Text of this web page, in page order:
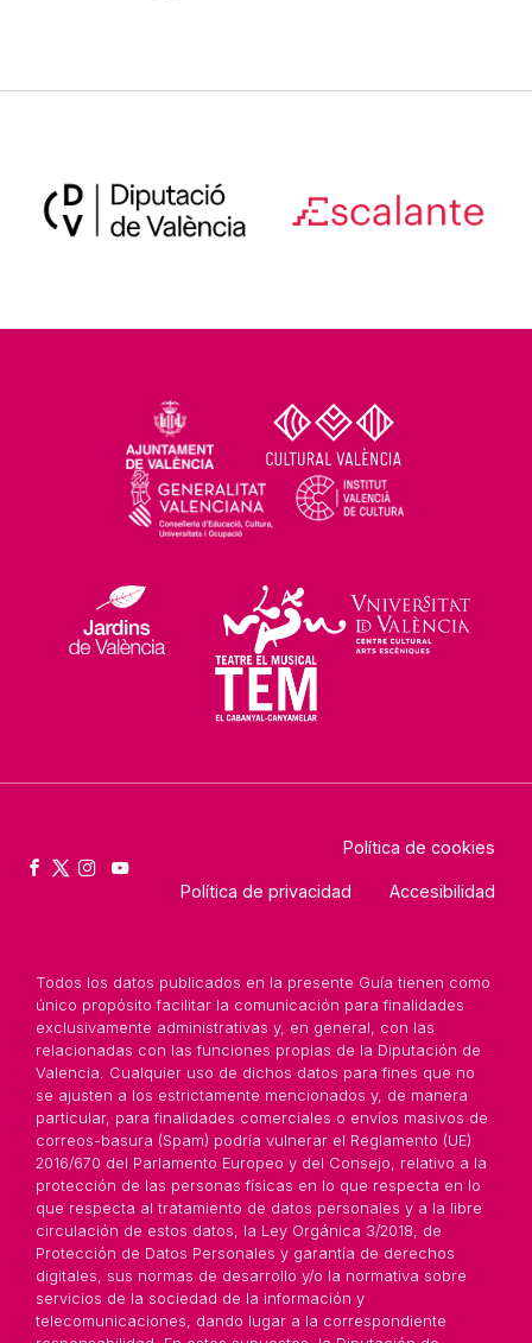
Política de cookies
Política de privacidad Accesibilidad
Todos los datos publicados en la presente Guía tienen como
único propósito facilitar la comunicación para finalidades
exclusivamente administrativas y, en general, con las
relacionadas con las funciones propias de la Diputación de
Valencia. Cualquier uso de dichos datos para fines que no
se ajusten a los estrictamente mencionados y, de manera
particular, para finalidades comerciales o envíos masivos de
correos-basura (Spam) podría vulnerar el Reglamento (UE)
2016/670 del Parlamento Europeo y del Consejo, relativo a la
protección de las personas físicas en lo que respecta en lo
que respecta al tratamiento de datos personales y a la libre
circulación de estos datos, la Ley Orgánica 3/2018, de
Protección de Datos Personales y garantía de derechos
digitales, sus normas de desarrollo y/o la normativa sobre
servicios de la sociedad de la información y
telecomunicaciones, dando lugar a la correspondiente